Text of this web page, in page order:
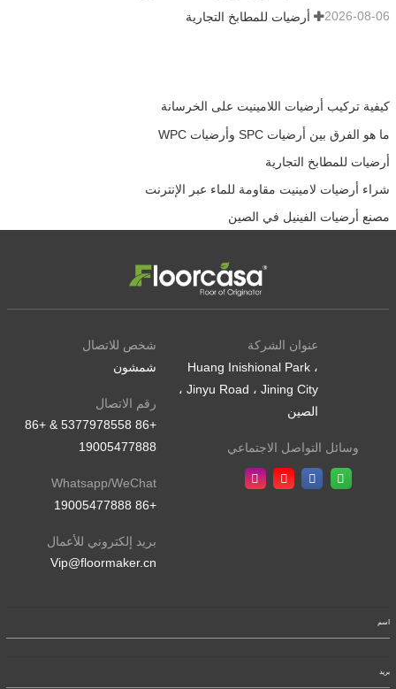
أرضيات للمطابخ التجارية 2026-08-06
كيفية تركيب أرضيات اللامينيت على الخرسانة
ما هو الفرق بين أرضيات SPC وأرضيات WPC
أرضيات للمطابخ التجارية
شراء أرضيات لامينيت مقاومة للماء عبر الإنترنت
مصنع أرضيات الفينيل في الصين
شخص للاتصال
شمشون
رقم الاتصال
+86 5377978558 & +86
19005477888
Whatsapp/WeChat
+86 19005477888
بريد إلكتروني للأعمال
Vip@floormaker.cn
عنوان الشركة
Huang Inishional Park ،
Jinyu Road ، Jining City ،
الصين
وسائل التواصل الاجتماعي